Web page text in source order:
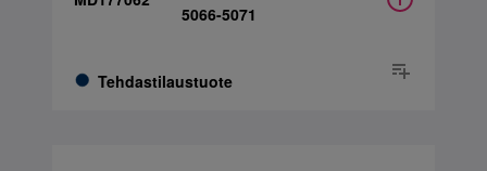
Tehdastilaustuote
5066-5071